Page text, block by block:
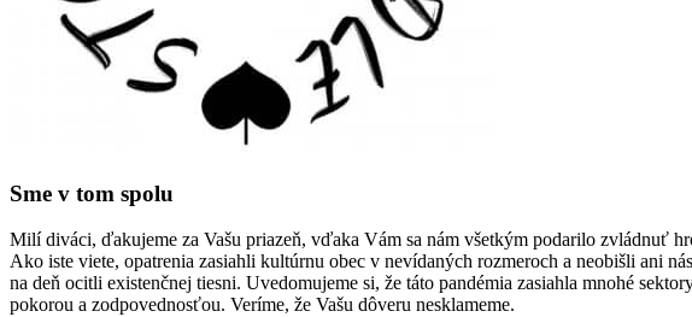
Sme v tom spolu
Milí diváci, ďakujeme za Vašu priazeň, vďaka Vám sa nám všetkým podarilo zvládnuť
Ako iste viete, opatrenia zasiahli kultúrnu obec v nevídaných rozmeroch a neobišli ani
na deň ocitli existenčnej tiesni. Uvedomujeme si, že táto pandémia zasiahla mnohé
pokorou a zodpovednosťou. Veríme, že Vašu dôveru nesklameme.